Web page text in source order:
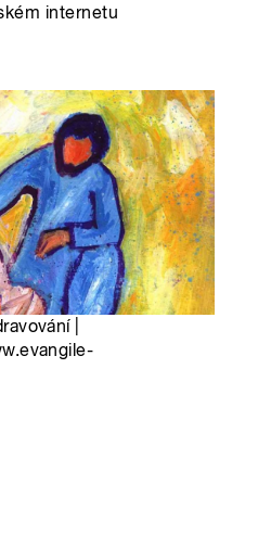
internetu
|